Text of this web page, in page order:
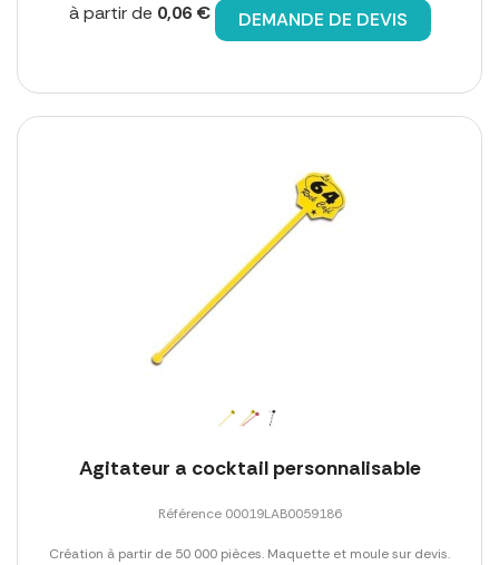
à partir de 0,06 € DEMANDE DE DEVIS
Agitateur a cocktail personnalisable
Référence 00019LAB0059186
Création à partir de 50 000 pièces. Maquette et moule sur devis.